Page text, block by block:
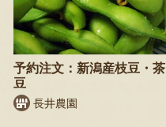
予約注文：新潟産枝豆・茶
豆
長井農園